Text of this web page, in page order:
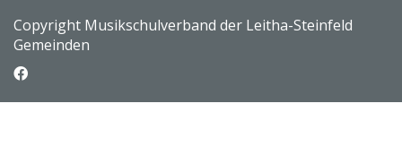
Copyright Musikschulverband der Leitha-Steinfeld
Gemeinden